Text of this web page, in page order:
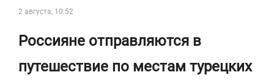
2 августа, 10:52
Россияне отправляются в
путешествие по местам турецких